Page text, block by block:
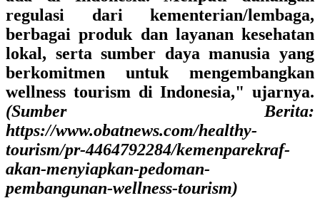
regulasi dari kementerian/lembaga,
berbagai produk dan layanan kesehatan
lokal, serta sumber daya manusia yang
berkomitmen untuk mengembangkan
wellness tourism di Indonesia," ujarnya.
(Sumber Berita:
https://www.obatnews.com/healthy-
tourism/pr-4464792284/kemenparekraf-
akan-menyiapkan-pedoman-
pembangunan-wellness-tourism)